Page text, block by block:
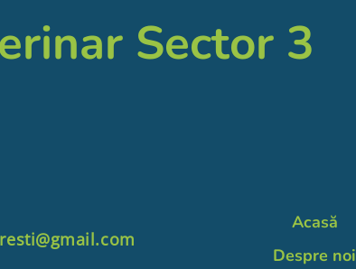
Sector 3
Acasă
Despre noi